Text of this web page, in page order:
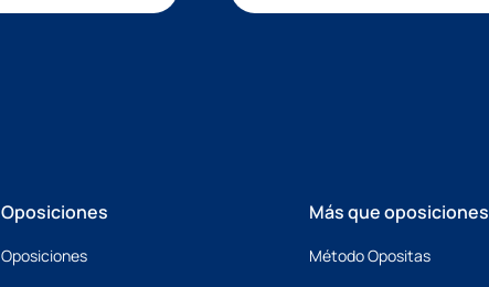
Oposiciones
Oposiciones
Más que oposiciones
Método Opositas